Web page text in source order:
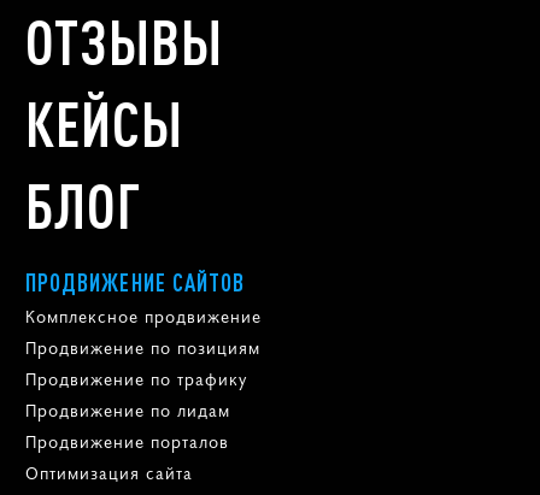
ОТЗЫВЫ
КЕЙСЫ
БЛОГ
ПРОДВИЖЕНИЕ САЙТОВ
Комплексное продвижение
Продвижение по позициям
Продвижение по трафику
Продвижение по лидам
Продвижение порталов
Оптимизация сайта